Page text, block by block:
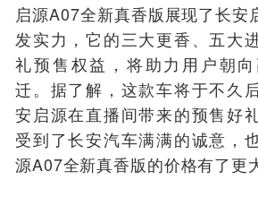
启源A07全新真香版展现了长安
发实力，它的三大更香、五大
礼预售权益，将助力用户朝
迁。据了解，这款车将于不久
安启源在直播间带来的预售好
受到了长安汽车满满的诚意，
源A07全新真香版的价格有了更